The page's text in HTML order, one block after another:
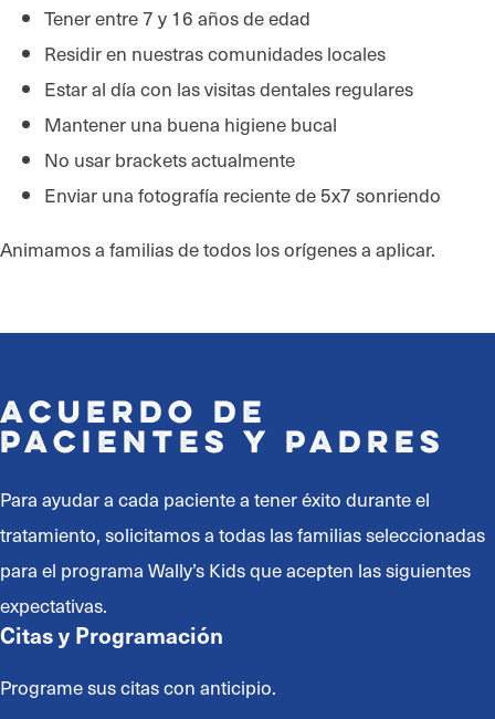
Tener entre 7 y 16 años de edad
Residir en nuestras comunidades locales
Estar al día con las visitas dentales regulares
Mantener una buena higiene bucal
No usar brackets actualmente
Enviar una fotografía reciente de 5x7 sonriendo
Animamos a familias de todos los orígenes a aplicar.
Acuerdo de
Pacientes y Padres
Para ayudar a cada paciente a tener éxito durante el
tratamiento, solicitamos a todas las familias seleccionadas
para el programa Wally’s Kids que acepten las siguientes
expectativas.
Citas y Programación
Programe sus citas con anticipio.